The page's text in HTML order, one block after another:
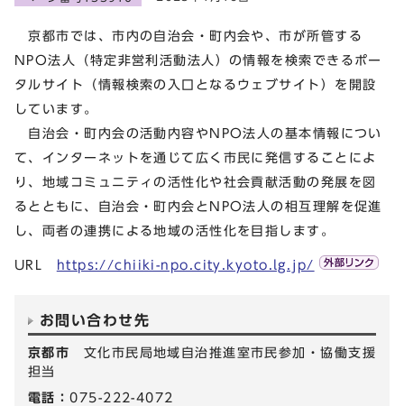
京都市では、市内の自治会・町内会や、市が所管する
NPO法人（特定非営利活動法人）の情報を検索できるポー
タルサイト（情報検索の入口となるウェブサイト）を開設
しています。
自治会・町内会の活動内容やNPO法人の基本情報につい
て、インターネットを通じて広く市民に発信することによ
り、地域コミュニティの活性化や社会貢献活動の発展を図
るとともに、自治会・町内会とNPO法人の相互理解を促進
し、両者の連携による地域の活性化を目指します。
URL https://chiiki-npo.city.kyoto.lg.jp/
お問い合わせ先
京都市 文化市民局地域自治推進室市民参加・協働支援
担当
電話：075-222-4072